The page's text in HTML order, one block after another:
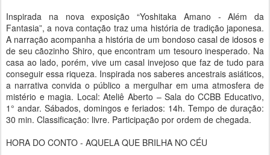
Inspirada na nova exposição “Yoshitaka Amano - Além da
Fantasia”, a nova contação traz uma história de tradição japonesa.
A narração acompanha a história de um bondoso casal de idosos e
de seu cãozinho Shiro, que encontram um tesouro inesperado. Na
casa ao lado, porém, vive um casal invejoso que faz de tudo para
conseguir essa riqueza. Inspirada nos saberes ancestrais asiáticos,
a narrativa convida o público a mergulhar em uma atmosfera de
mistério e magia. Local: Ateliê Aberto – Sala do CCBB Educativo,
1° andar. Sábados, domingos e feriados: 14h. Tempo de duração:
30 min. Classificação: livre. Participação por ordem de chegada.
HORA DO CONTO - AQUELA QUE BRILHA NO CÉU